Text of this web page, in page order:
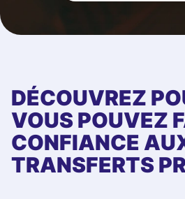
DÉCOUVREZ
VOUS POUVEZ
CONFIANCE
TRANSFERTS